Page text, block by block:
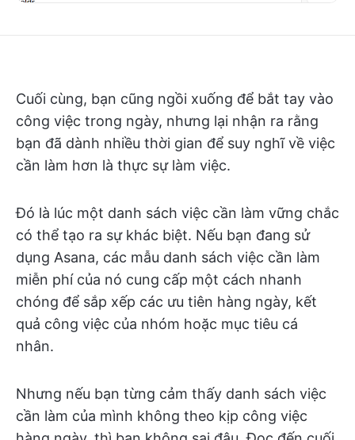
Cuối cùng, bạn cũng ngồi xuống để bắt tay vào
công việc trong ngày, nhưng lại nhận ra rằng
bạn đã dành nhiều thời gian để suy nghĩ về việc
cần làm hơn là thực sự làm việc.
Đó là lúc một danh sách việc cần làm vững chắc
có thể tạo ra sự khác biệt. Nếu bạn đang sử
dụng Asana, các mẫu danh sách việc cần làm
miễn phí của nó cung cấp một cách nhanh
chóng để sắp xếp các ưu tiên hàng ngày, kết
quả công việc của nhóm hoặc mục tiêu cá
nhân.
Nhưng nếu bạn từng cảm thấy danh sách việc
cần làm của mình không theo kịp công việc